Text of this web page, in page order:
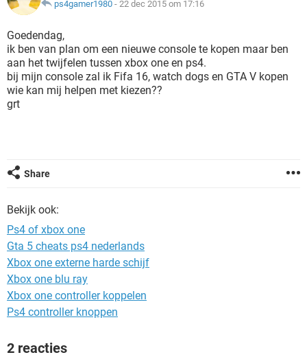
TIKTOK
NETFLIX CORONAVIRUS
GRATIS
TIKTOK
INSTAGRAM
NETFLIX
GRATIS SNAPCHAT
TIKTOK
ARTIKELEN
VIDEOBELLEN
INSTAGRAM WINDOWS 10
NETFLIX CORONAVIRUS
GRATIS
ps4gamer1980 - 22 dec 2015 om 17:16
Goedendag,
ik ben van plan om een nieuwe console te kopen maar ben
aan het twijfelen tussen xbox one en ps4.
bij mijn console zal ik Fifa 16, watch dogs en GTA V kopen
wie kan mij helpen met kiezen??
grt
Share
Bekijk ook:
Ps4 of xbox one
Gta 5 cheats ps4 nederlands
Xbox one externe harde schijf
Xbox one blu ray
Xbox one controller koppelen
Ps4 controller knoppen
2 reacties